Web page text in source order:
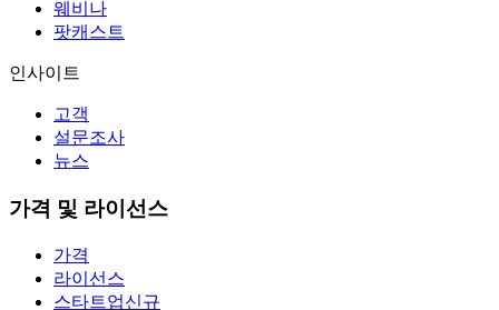
웨비나
팟캐스트
인사이트
고객
설문조사
뉴스
가격 및 라이선스
가격
라이선스
스타트업신규